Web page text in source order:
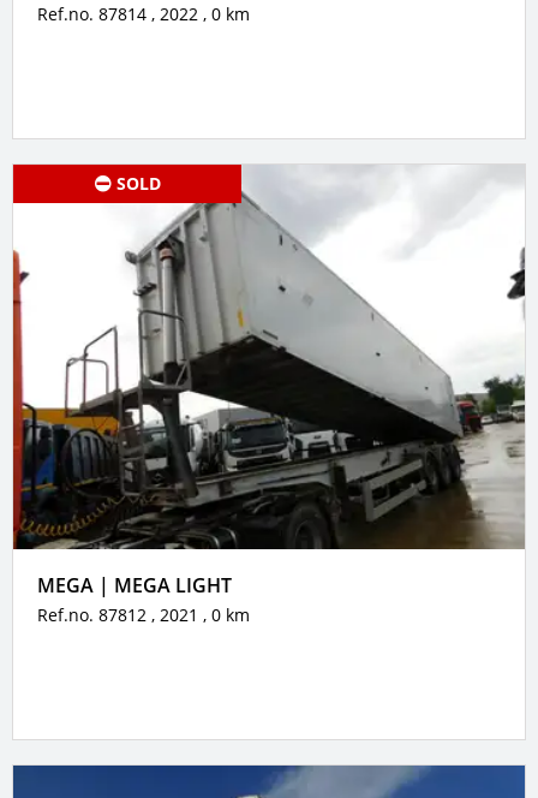
Ref.no. 87814 , 2022 , 0 km
SOLD
MEGA | MEGA LIGHT
Ref.no. 87812 , 2021 , 0 km